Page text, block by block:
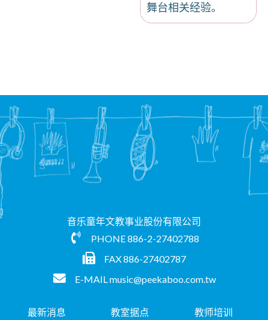
舞台相关经验。
音乐童年文教事业股份有限公司
PHONE886-2-27402788
FAX 886-27402787
E-MAILmusic@peekaboo.com.tw
最新消息 教室据点 教师培训